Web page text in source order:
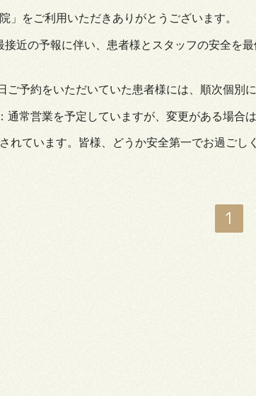
」をご利用いただきありがとうございます。
接近の予報に伴い、患者様とスタッフの安全を
ご予約をいただいていた患者様には、順次個別
通常営業を予定していますが、変更がある場合
れています。皆様、どうか安全第一でお過ごし
1